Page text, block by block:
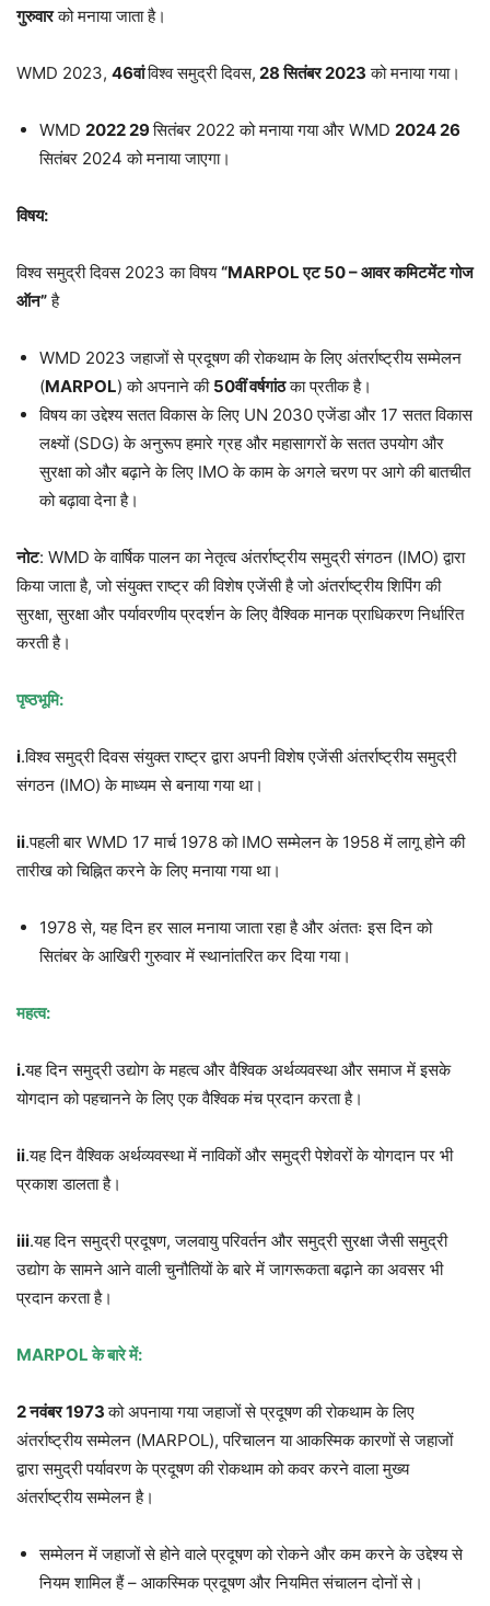
गुरुवारको मनाया जाता है।
WMD 2023, 46वांविश्व समुद्री दिवस, 28सितंबर2023 को मनाया गया।
WMD 2022 29सितंबर 2022 को मनाया गया और WMD 2024 26
सितंबर 2024 को मनाया जाएगा।
विषय:
विश्व समुद्री दिवस 2023 का विषय“MARPOLएट50 –आवर कमिटमेंट गोज
ऑन”है
WMD 2023 जहाजों से प्रदूषण की रोकथाम के लिए अंतर्राष्ट्रीय सम्मेलन
(MARPOL) को अपनाने की 50वीं वर्षगांठका प्रतीक है।
विषय का उद्देश्य सतत विकास के लिए UN 2030 एजेंडा और 17 सतत विकास
लक्ष्यों (SDG) के अनुरूप हमारे ग्रह और महासागरों के सतत उपयोग और
सुरक्षा को और बढ़ाने के लिए IMO के काम के अगले चरण पर आगे की बातचीत
को बढ़ावा देना है।
नोट: WMD के वार्षिक पालन का नेतृत्व अंतर्राष्ट्रीय समुद्री संगठन (IMO) द्वारा
किया जाता है, जो संयुक्त राष्ट्र की विशेष एजेंसी है जो अंतर्राष्ट्रीय शिपिंग की
सुरक्षा, सुरक्षा और पर्यावरणीय प्रदर्शन के लिए वैश्विक मानक प्राधिकरण निर्धारित
करती है।
पृष्ठभूमि:
i.विश्व समुद्री दिवस संयुक्त राष्ट्र द्वारा अपनी विशेष एजेंसी अंतर्राष्ट्रीय समुद्री
संगठन (IMO) के माध्यम से बनाया गया था।
ii.पहली बार WMD 17 मार्च 1978 को IMO सम्मेलन के 1958 में लागू होने की
तारीख को चिह्नित करने के लिए मनाया गया था।
1978 से, यह दिन हर साल मनाया जाता रहा है और अंततः इस दिन को
सितंबर के आखिरी गुरुवार में स्थानांतरित कर दिया गया।
महत्व:
i.यह दिन समुद्री उद्योग के महत्व और वैश्विक अर्थव्यवस्था और समाज में इसके
योगदान को पहचानने के लिए एक वैश्विक मंच प्रदान करता है।
ii.यह दिन वैश्विक अर्थव्यवस्था में नाविकों और समुद्री पेशेवरों के योगदान पर भी
प्रकाश डालता है।
iii.यह दिन समुद्री प्रदूषण, जलवायु परिवर्तन और समुद्री सुरक्षा जैसी समुद्री
उद्योग के सामने आने वाली चुनौतियों के बारे में जागरूकता बढ़ाने का अवसर भी
प्रदान करता है।
MARPOLके बारे में:
2नवंबर1973को अपनाया गया जहाजों से प्रदूषण की रोकथाम के लिए
अंतर्राष्ट्रीय सम्मेलन (MARPOL), परिचालन या आकस्मिक कारणों से जहाजों
द्वारा समुद्री पर्यावरण के प्रदूषण की रोकथाम को कवर करने वाला मुख्य
अंतर्राष्ट्रीय सम्मेलन है।
सम्मेलन में जहाजों से होने वाले प्रदूषण को रोकने और कम करने के उद्देश्य से
नियम शामिल हैं – आकस्मिक प्रदूषण और नियमित संचालन दोनों से।